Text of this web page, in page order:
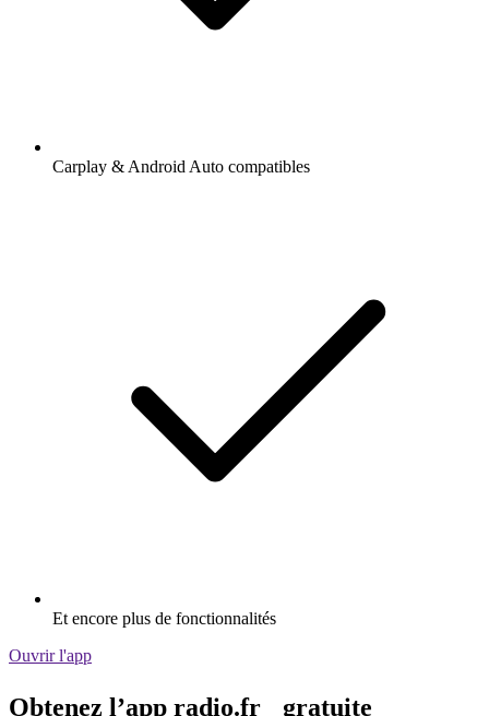
Carplay & Android Auto compatibles
Et encore plus de fonctionnalités
Ouvrir l'app
Obtenez l’app radio.fr gratuite